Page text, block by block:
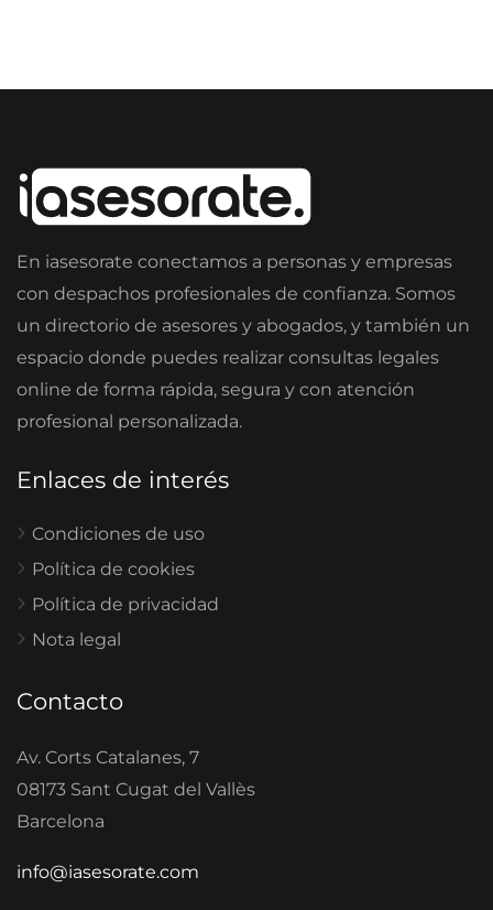
En iasesorate conectamos a personas y empresas
con despachos profesionales de confianza. Somos
un directorio de asesores y abogados, y también un
espacio donde puedes realizar consultas legales
online de forma rápida, segura y con atención
profesional personalizada.
Enlaces de interés
Condiciones de uso
Política de cookies
Política de privacidad
Nota legal
Contacto
Av. Corts Catalanes, 7
08173 Sant Cugat del Vallès
Barcelona
info@iasesorate.com